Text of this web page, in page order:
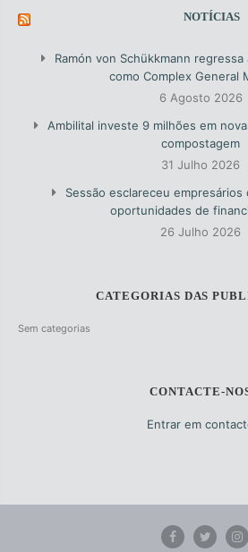
NOTÍCIAS
Ramón von Schükkmann
como Complex General
6 Agosto 2026
Ambilital investe 9 milhões em
compostagem
31 Julho 2026
Sessão esclareceu
oportunidades de
26 Julho 2026
CATEGORIAS DAS
Sem categorias
CONTACTE-
Entrar em